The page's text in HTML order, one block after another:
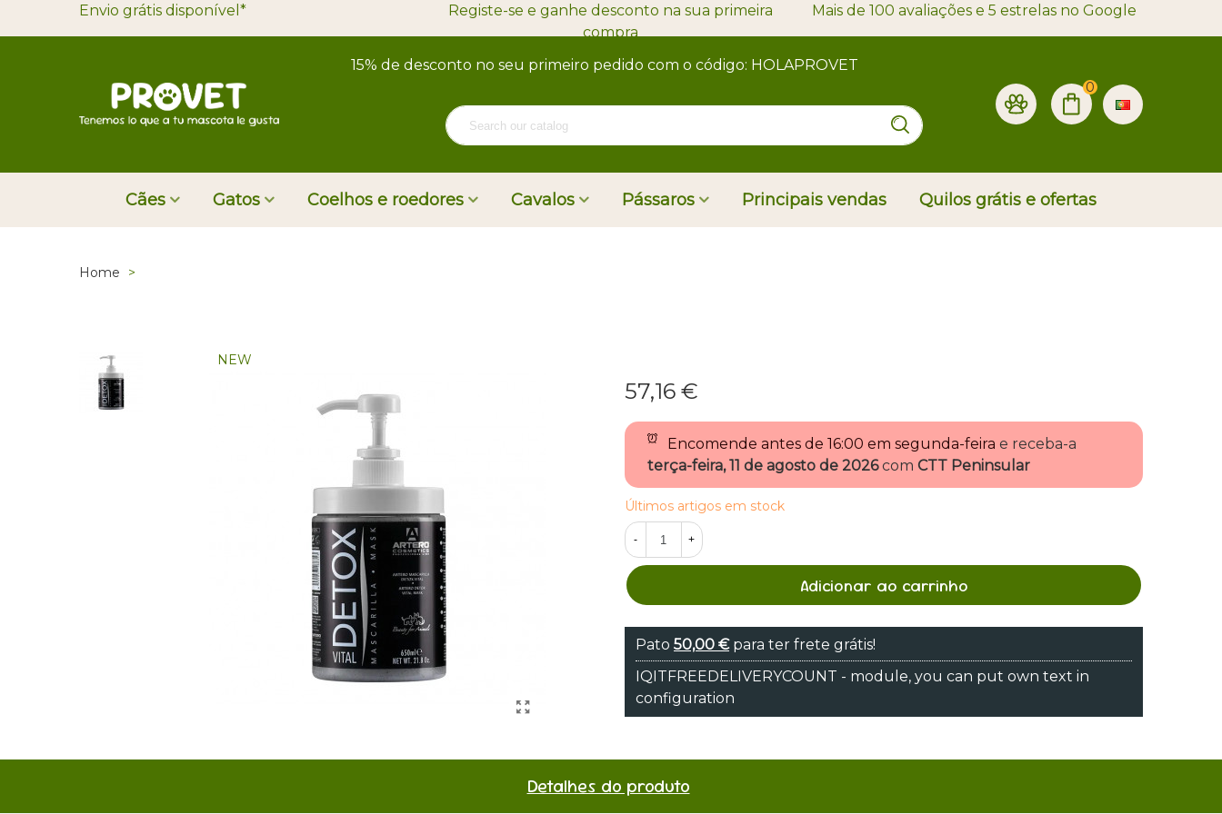
Envio grátis disponível*
Registe-se e ganhe desconto na sua primeira
compra
Mais de 100 avaliações e 5 estrelas no Google
15% de desconto no seu primeiro pedido com o código: HOLAPROVET
0
Cães Gatos Coelhos e roedores Cavalos Pássaros Principais vendas Quilos grátis e ofertas
Home >
NEW
57,16 €
Encomende antes de 16:00 em segunda-feira e receba-a
terça-feira, 11 de agosto de 2026 com CTT Peninsular
Últimos artigos em stock
- +
Adicionar ao carrinho
Pato 50,00 €para ter frete grátis!
IQITFREEDELIVERYCOUNT - module, you can put own text in
configuration
Detalhes do produto